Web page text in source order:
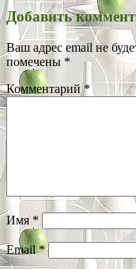
Добавить
Ваш адрес email не
помечены *
Комментарий*
Имя *
Email*